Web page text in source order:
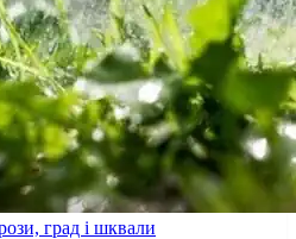
град і шквали